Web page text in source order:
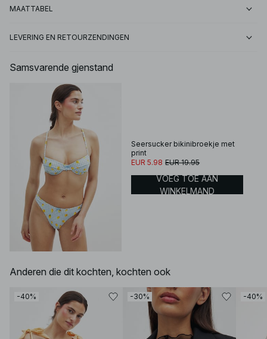
MAATTABEL
LEVERING EN RETOURZENDINGEN
Samsvarende gjenstand
Seersucker bikinibroekje met
print
EUR 5.98 EUR 19.95
VOEG TOE AAN
WINKELMAND
Anderen die dit kochten, kochten ook
-40% -30% -40%